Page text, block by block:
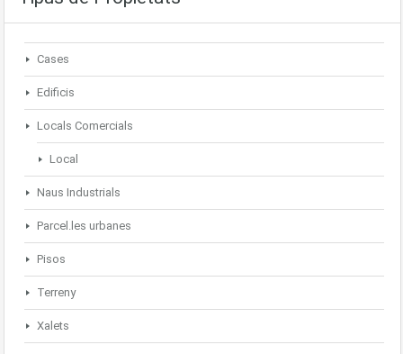
Cases
Edificis
Locals Comercials
Local
Naus Industrials
Parcel.les urbanes
Pisos
Terreny
Xalets